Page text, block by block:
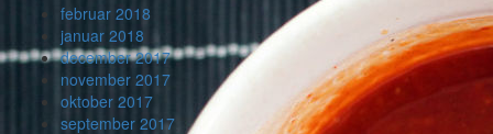
februar 2018
januar 2018
december 2017
november 2017
oktober 2017
september 2017